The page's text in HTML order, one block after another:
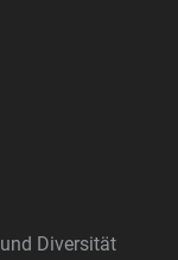
Diversität